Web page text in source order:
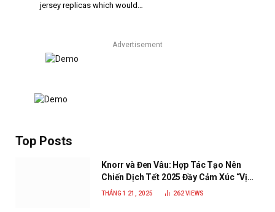
jersey replicas which would…
Advertisement
Top Posts
Knorr và Đen Vâu: Hợp Tác Tạo Nên
Chiến Dịch Tết 2025 Đầy Cảm Xúc “Vị
Nhà”
THÁNG 1 21, 2025 262VIEWS